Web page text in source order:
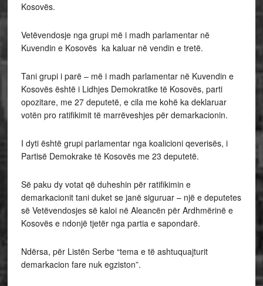
Kosovës.
Vetëvendosje nga grupi më i madh parlamentar në
Kuvendin e Kosovës ka kaluar në vendin e tretë.
Tani grupi i parë – më i madh parlamentar në Kuvendin e
Kosovës është i Lidhjes Demokratike të Kosovës, parti
opozitare, me 27 deputetë, e cila me kohë ka deklaruar
votën pro ratifikimit të marrëveshjes për demarkacionin.
I dyti është grupi parlamentar nga koalicioni qeverisës, i
Partisë Demokrake të Kosovës me 23 deputetë.
Së paku dy votat që duheshin për ratifikimin e
demarkacionit tani duket se janë siguruar – një e deputetes
së Vetëvendosjes së kaloi në Aleancën për Ardhmërinë e
Kosovës e ndonjë tjetër nga partia e sapondarë.
Ndërsa, për Listën Serbe “tema e të ashtuquajturit
demarkacion fare nuk egziston”.